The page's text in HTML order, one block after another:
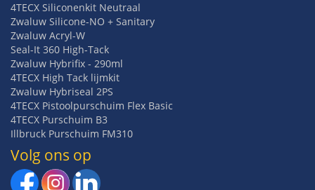
4TECX Siliconenkit Neutraal
Zwaluw Silicone-NO + Sanitary
Zwaluw Acryl-W
Seal-It 360 High-Tack
Zwaluw Hybrifix - 290ml
4TECX High Tack lijmkit
Zwaluw Hybriseal 2PS
4TECX Pistoolpurschuim Flex Basic
4TECX Purschuim B3
Illbruck Purschuim FM310
Volg ons op